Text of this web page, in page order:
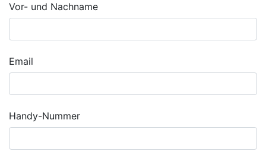
Vor- und Nachname
Email
Handy-Nummer